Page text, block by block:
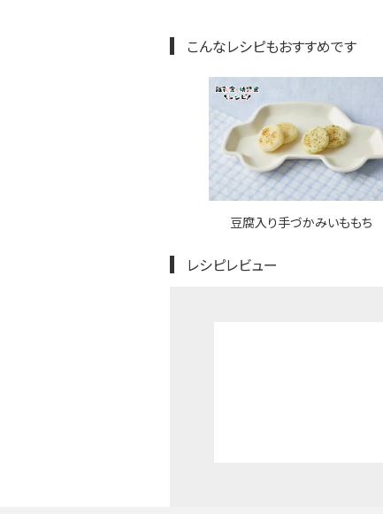
こんなレシピもおすすめです
豆腐入り手づかみいももち
レシピレビュー